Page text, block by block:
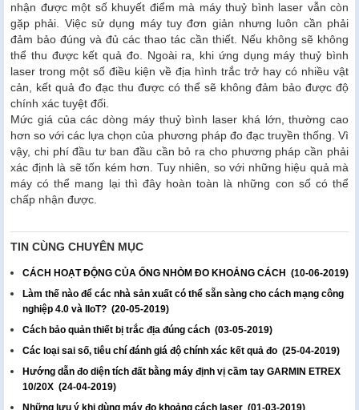
nhận được một số khuyết điểm mà máy thuỷ bình laser vẫn còn
gặp phải. Việc sử dụng máy tuy đơn giản nhưng luôn cần phải
đảm bảo đúng và đủ các thao tác cần thiết. Nếu không sẽ không
thể thu được kết quả đo. Ngoài ra, khi ứng dụng máy thuỷ bình
laser trong một số điều kiện về địa hình trắc trở hay có nhiều vật
cản, kết quả đo đạc thu được có thể sẽ không đảm bảo được độ
chính xác tuyệt đối.
Mức giá của các dòng máy thuỷ bình laser khá lớn, thường cao
hơn so với các lựa chọn của phương pháp đo đạc truyền thống. Vì
vậy, chi phí đầu tư ban đầu cần bỏ ra cho phương pháp cần phải
xác định là sẽ tốn kém hơn. Tuy nhiên, so với những hiệu quả mà
máy có thể mang lại thì đây hoàn toàn là những con số có thể
chấp nhận được.
TIN CÙNG CHUYÊN MỤC
CÁCH HOẠT ĐỘNG CỦA ỐNG NHÒM ĐO KHOẢNG CÁCH (10-06-2019)
Làm thế nào để các nhà sản xuất có thể sẵn sàng cho cách mạng công
nghiệp 4.0 và IIoT? (20-05-2019)
Cách bảo quản thiết bị trắc địa đúng cách (03-05-2019)
Các loại sai số, tiêu chí đánh giá độ chính xác kết quả đo (25-04-2019)
Hướng dẫn đo diện tích đất bằng máy định vị cầm tay GARMIN ETREX
10/20X (24-04-2019)